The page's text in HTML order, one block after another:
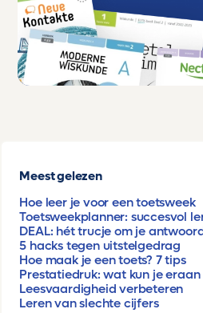
Meest gelezen
Hoe leer je voor een toetsweek
Toetsweekplanner: succesvol
DEAL: hét trucje om je
5 hacks tegen uitstelgedrag
Hoe maak je een toets? 7 tips
Prestatiedruk: wat kun je eraan
Leesvaardigheid verbeteren
Leren van slechte cijfers